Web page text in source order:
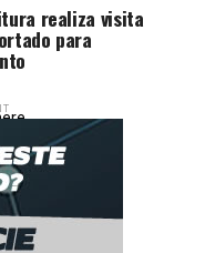
realiza visita
para